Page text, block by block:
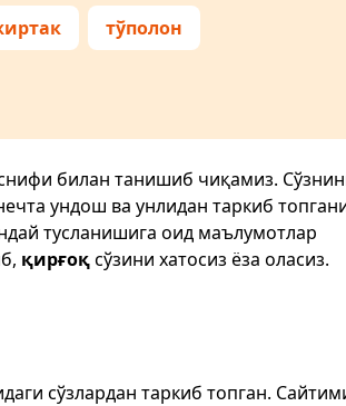
тўполон
билан танишиб чиқамиз.
ундош ва унлидан таркиб
тусланишига оид маълумотлар
қирғоқсўзини хатосиз ёза оласиз.
сўзлардан таркиб топган.